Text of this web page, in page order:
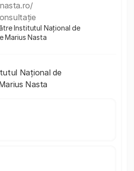
Institutul Național de
Marius Nasta
Național de
Nasta